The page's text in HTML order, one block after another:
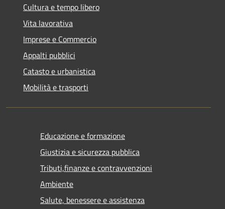
Cultura e tempo libero
Vita lavorativa
Imprese e Commercio
Appalti pubblici
Catasto e urbanistica
Mobilità e trasporti
Educazione e formazione
Giustizia e sicurezza pubblica
Tributi,finanze e contravvenzioni
Ambiente
Salute, benessere e assistenza